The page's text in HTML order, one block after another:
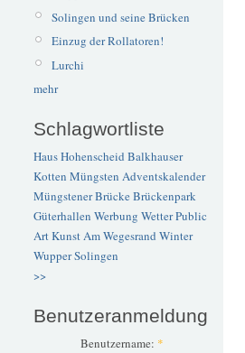
Solingen und seine Brücken
Einzug der Rollatoren!
Lurchi
mehr
Schlagwortliste
Haus Hohenscheid Balkhauser
Kotten Müngsten Adventskalender
Müngstener BrückeBrückenpark
Güterhallen Werbung WetterPublic
ArtKunstAm Wegesrand Winter
WupperSolingen
>>
Benutzeranmeldung
Benutzername: *